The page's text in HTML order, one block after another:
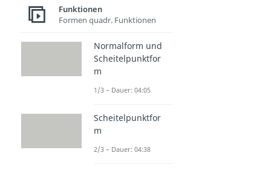
Funktionen
Formen quadr. Funktionen
Normalform und
Scheitelpunktfor
m
1/3 – Dauer: 04:05
Scheitelpunktfor
m
2/3 – Dauer: 04:38